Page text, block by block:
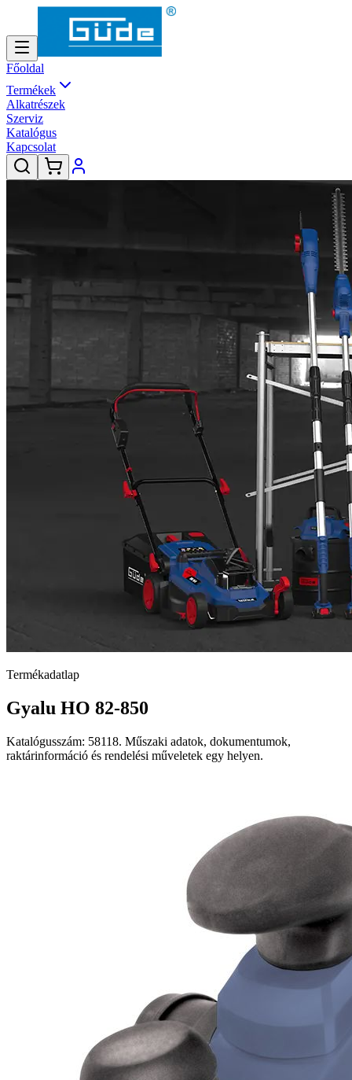
Főoldal
Termékek
Alkatrészek
Szerviz
Katalógus
Kapcsolat
Termékadatlap
Gyalu HO 82-850
Katalógusszám: 58118. Műszaki adatok, dokumentumok,
raktárinformáció és rendelési műveletek egy helyen.